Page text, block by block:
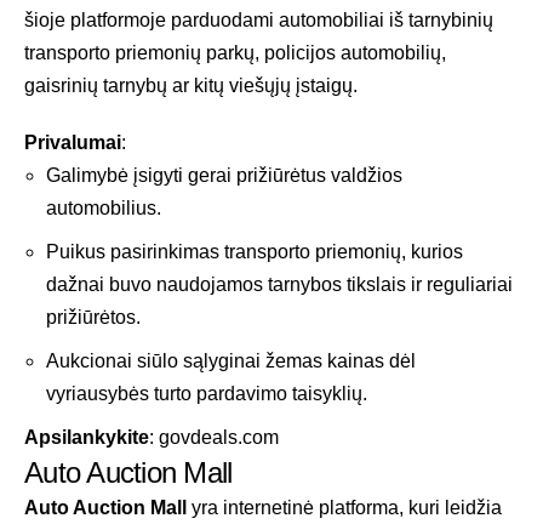
šioje platformoje parduodami automobiliai iš tarnybinių
transporto priemonių parkų, policijos automobilių,
gaisrinių tarnybų ar kitų viešųjų įstaigų.
Privalumai:
Galimybė įsigyti gerai prižiūrėtus valdžios
automobilius.
Puikus pasirinkimas transporto priemonių, kurios
dažnai buvo naudojamos tarnybos tikslais ir reguliariai
prižiūrėtos.
Aukcionai siūlo sąlyginai žemas kainas dėl
vyriausybės turto pardavimo taisyklių.
Apsilankykite: govdeals.com
Auto Auction Mall
Auto Auction Mall
yra internetinė platforma, kuri leidžia